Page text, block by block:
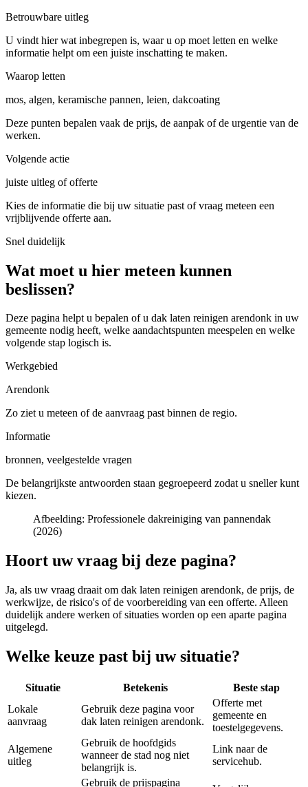
Betrouwbare uitleg
U vindt hier wat inbegrepen is, waar u op moet letten en welke
informatie helpt om een juiste inschatting te maken.
Waarop letten
mos, algen, keramische pannen, leien, dakcoating
Deze punten bepalen vaak de prijs, de aanpak of de urgentie van de
werken.
Volgende actie
juiste uitleg of offerte
Kies de informatie die bij uw situatie past of vraag meteen een
vrijblijvende offerte aan.
Snel duidelijk
Wat moet u hier meteen kunnen
beslissen?
Deze pagina helpt u bepalen of u dak laten reinigen arendonk in uw
gemeente nodig heeft, welke aandachtspunten meespelen en welke
volgende stap logisch is.
Werkgebied
Arendonk
Zo ziet u meteen of de aanvraag past binnen de regio.
Informatie
bronnen, veelgestelde vragen
De belangrijkste antwoorden staan gegroepeerd zodat u sneller kunt
kiezen.
Afbeelding: Professionele dakreiniging van pannendak
(2026)
Hoort uw vraag bij deze pagina?
Ja, als uw vraag draait om dak laten reinigen arendonk, de prijs, de
werkwijze, de risico's of de voorbereiding van een offerte. Alleen
duidelijk andere werken of situaties worden op een aparte pagina
uitgelegd.
Welke keuze past bij uw situatie?
Situatie Betekenis
Beste stap
Lokale
aanvraag
Gebruik deze pagina voor
dak laten reinigen arendonk.
Offerte met
gemeente en
toestelgegevens.
Algemene
uitleg
Gebruik de hoofdgids
wanneer de stad nog niet
belangrijk is.
Link naar de
servicehub.
Gebruik de prijspagina